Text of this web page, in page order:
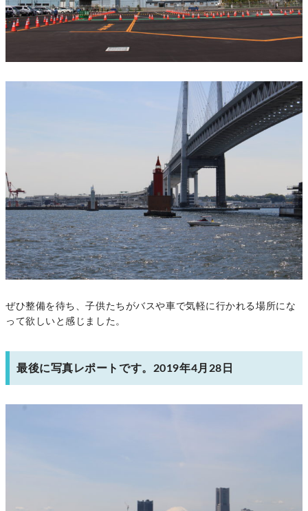
ぜひ整備を待ち、子供たちがバスや車で気軽に行かれる場所にな
って欲しいと感じました。
最後に写真レポートです。2019年4月28日